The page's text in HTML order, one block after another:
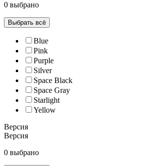
0 выбрано
Выбрать всё
Blue
Pink
Purple
Silver
Space Black
Space Gray
Starlight
Yellow
Версия
Версия
0 выбрано